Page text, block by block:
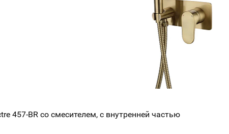
457-BR со смесителем, с внутренней частью